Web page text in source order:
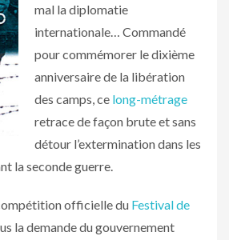
mal la diplomatie
internationale… Commandé
pour commémorer le dixième
anniversaire de la libération
des camps, ce long-métrage
retrace de façon brute et sans
détour l’extermination dans les
la seconde guerre.
officielle du Festival de
la demande du gouvernement